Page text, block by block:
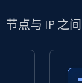
节点与 IP 之